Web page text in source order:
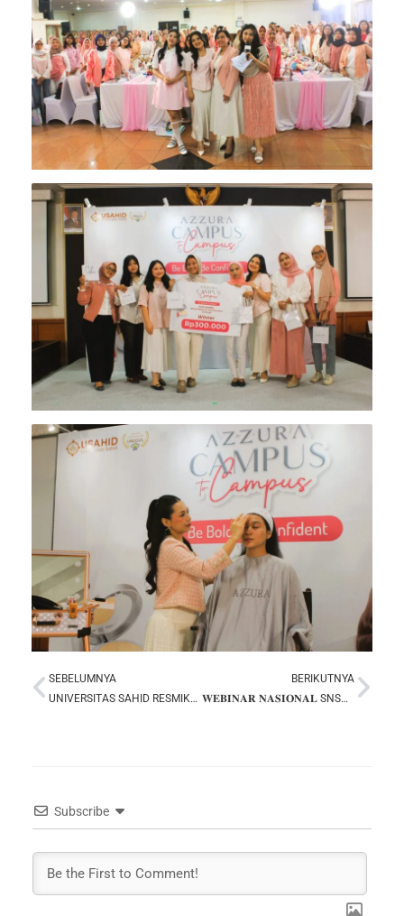
Prev
SEBELUMNYA
UNIVERSITAS SAHID RESMIKAN PENDAFTARAN MAHASISWA BARU 2026/2027
BERIKUTNYA
𝐖𝐄𝐁𝐈𝐍𝐀𝐑 𝐍𝐀𝐒𝐈𝐎𝐍𝐀𝐋 SNSC 2025
Subscribe